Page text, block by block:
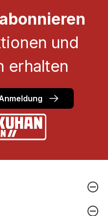
und
erhalten